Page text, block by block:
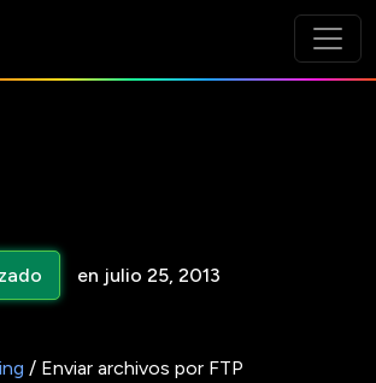
en julio 25, 2013
/ Enviar archivos por FTP